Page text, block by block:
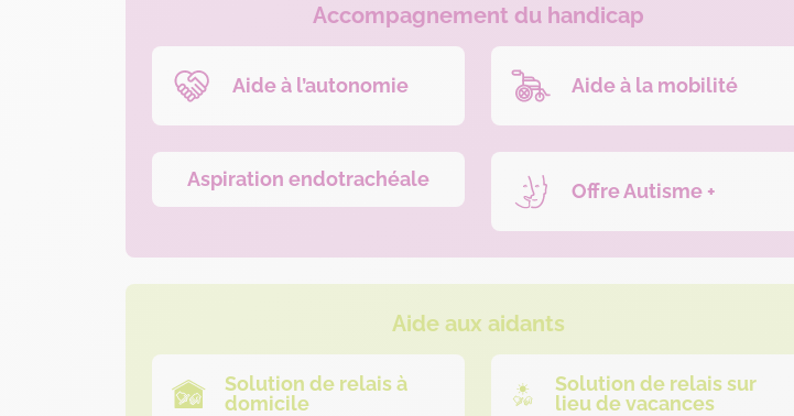
Accompagnement du handicap
Aide à l’autonomie Aide à la mobilité
Aspiration endotrachéale
Offre Autisme +
Aide aux aidants
Solution de relais à
domicile
Solution de relais sur
lieu de vacances